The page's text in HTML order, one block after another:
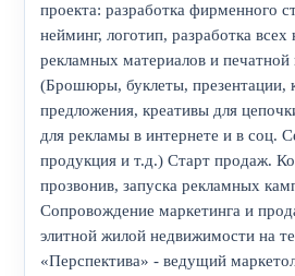
проекта: разработка фирменного
нейминг, логотип, разработка
рекламных материалов и печатной
(Брошюры, буклеты, презентации,
предложения, креативы для
для рекламы в интернете и в соц.
продукция и т.д.) Старт продаж.
прозвонив, запуска рекламных
Сопровождение маркетинга и
элитной жилой недвижимости на
«Перспектива» - ведущий